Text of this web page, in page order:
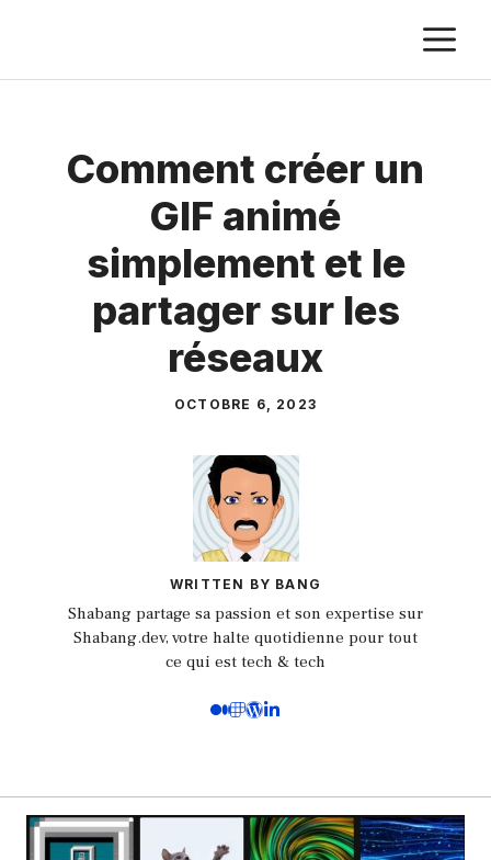
contenu
Comment créer un
GIF animé
simplement et le
partager sur les
réseaux
OCTOBRE 6, 2023
WRITTEN BY BANG
Shabang partage sa passion et son expertise sur
Shabang.dev, votre halte quotidienne pour tout
ce qui est tech & tech